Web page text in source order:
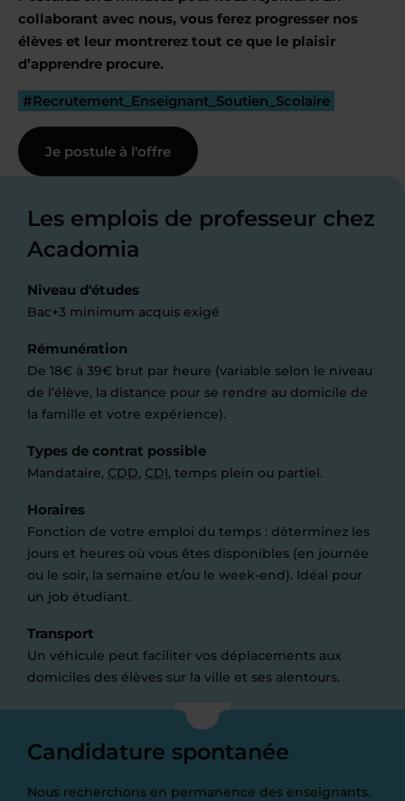
collaborant avec nous, vous ferez progresser nos
élèves et leur montrerez tout ce que le plaisir
d’apprendre procure.
#Recrutement_Enseignant_Soutien_Scolaire
Je postule à l'offre
Les emplois de professeur chez
Acadomia
Niveau d'études
Bac+3 minimum acquis exigé
Rémunération
De 18€ à 39€ brut par heure (variable selon le niveau
de l’élève, la distance pour se rendre au domicile de
la famille et votre expérience).
Types de contrat possible
Mandataire, CDD, CDI, temps plein ou partiel.
Horaires
Fonction de votre emploi du temps : déterminez les
jours et heures où vous êtes disponibles (en journée
ou le soir, la semaine et/ou le week-end). Idéal pour
un job étudiant.
Transport
Un véhicule peut faciliter vos déplacements aux
domiciles des élèves sur la ville et ses alentours.
Candidature spontanée
Nous recherchons en permanence des enseignants.